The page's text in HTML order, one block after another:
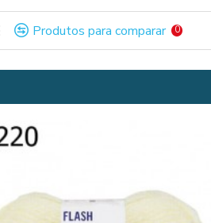
Produtos para comparar 0